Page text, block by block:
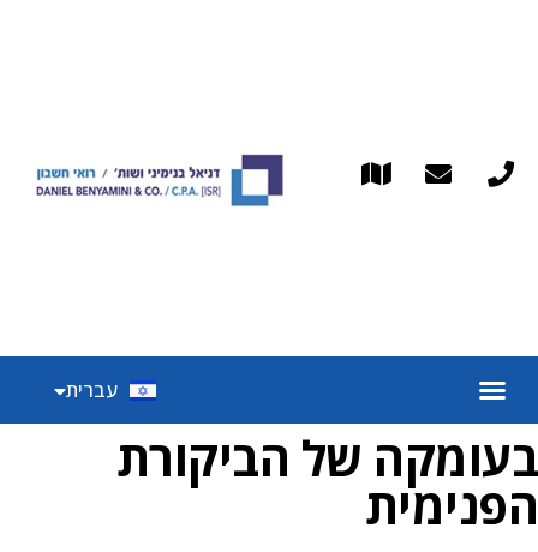
עברית
Español
בעומקה של הביקורת
הפנימית